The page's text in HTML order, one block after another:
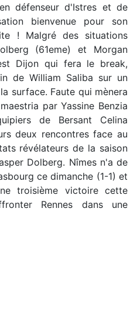
défenseur d'Istres et de
bienvenue pour son
! Malgré des situations
(61eme) et Morgan
Dijon qui fera le break,
de William Saliba sur un
surface. Faute qui mènera
par Yassine Benzia
de Bersant Celina
deux rencontres face au
révélateurs de la saison
Dolberg. Nîmes n'a de
ce dimanche (1-1) et
troisième victoire cette
Rennes dans une